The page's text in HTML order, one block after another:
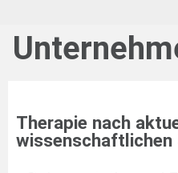
Therapie nach
wissenschaftlichen